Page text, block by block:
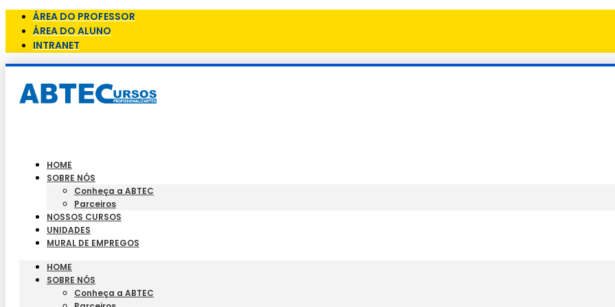
ÁREA DO PROFESSOR
ÁREA DO ALUNO
INTRANET
HOME
SOBRE NÓS
Conheça a ABTEC
Parceiros
NOSSOS CURSOS
UNIDADES
MURAL DE EMPREGOS
HOME
SOBRE NÓS
Conheça a ABTEC